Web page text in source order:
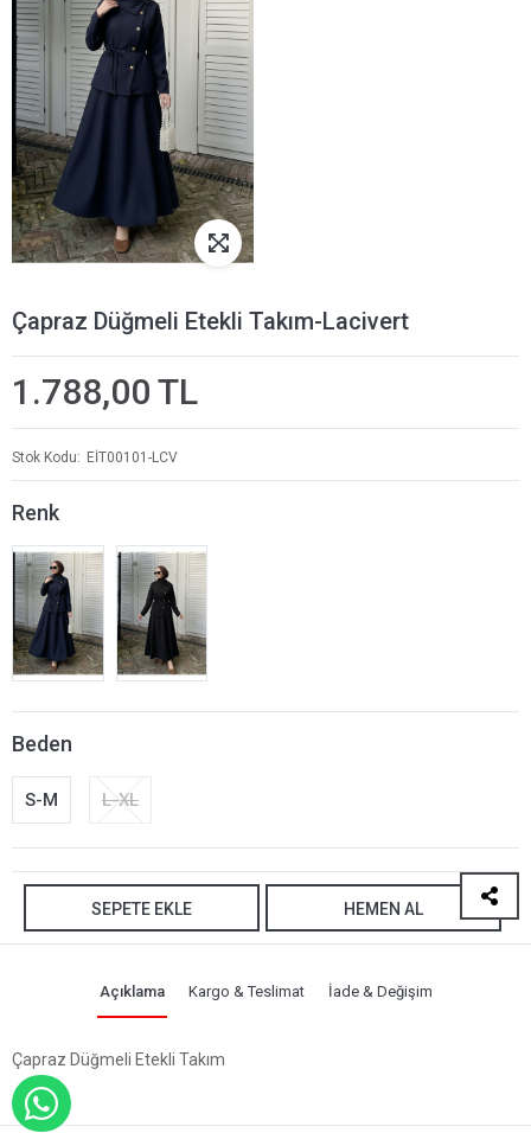
Çapraz Düğmeli Etekli Takım-Lacivert
1.788,00 TL
Stok Kodu EİT00101-LCV
Renk
Beden
S-M L-XL
SEPETE EKLE HEMEN AL
Açıklama Kargo & Teslimat İade & Değişim
Çapraz Düğmeli Etekli Takım